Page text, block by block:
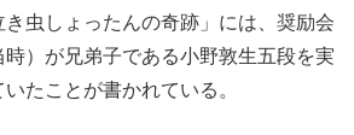
虫しょったんの奇跡」には、奨励会
）が兄弟子である小野敦生五段を実
たことが書かれている。